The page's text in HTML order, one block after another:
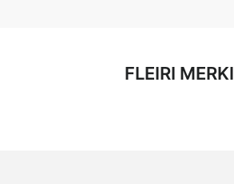
FLEIRI MERKI